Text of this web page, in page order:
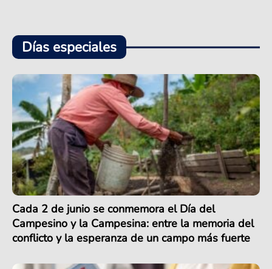
Días especiales
Cada 2 de junio se conmemora el Día del
Campesino y la Campesina: entre la memoria del
conflicto y la esperanza de un campo más fuerte